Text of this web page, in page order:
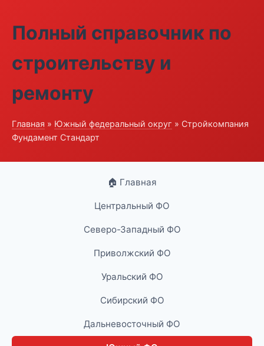
Полный справочник по
строительству и
ремонту
Главная » Южный федеральный округ » Стройкомпания
Фундамент Стандарт
🏠 Главная
Центральный ФО
Северо-Западный ФО
Приволжский ФО
Уральский ФО
Сибирский ФО
Дальневосточный ФО